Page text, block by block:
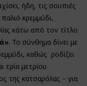
ήδη, τις σουπιές
κρεμμύδι,
κάτω από τον τίτλο
. Το σύνθημα δίνει με
καθώς ροδίζει
τρία μετρίου
της κατσαρόλας – για